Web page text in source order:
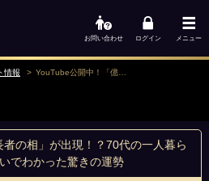
お問い合わせ ログイン メニュー
情報 YouTube公開中！「億万長者の相」が出現！？70代の一人暮らし、プロの占いでわかった驚きの運勢
の相」が出現！？70代の一人暮ら
でわかった驚きの運勢